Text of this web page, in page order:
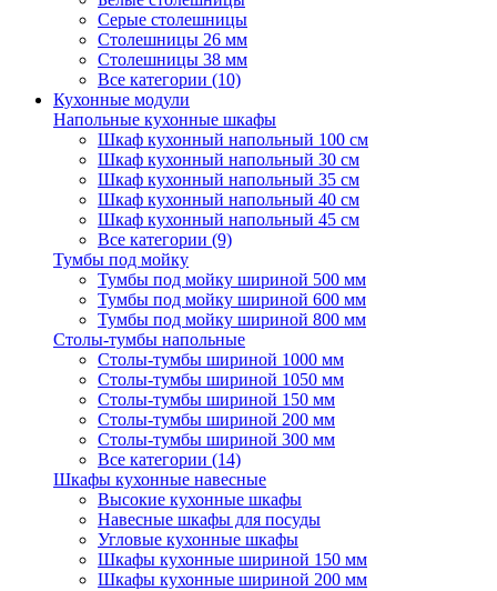
Серые столешницы
Столешницы 26 мм
Столешницы 38 мм
Все категории (10)
Кухонные модули
Напольные кухонные шкафы
Шкаф кухонный напольный 100 см
Шкаф кухонный напольный 30 см
Шкаф кухонный напольный 35 см
Шкаф кухонный напольный 40 см
Шкаф кухонный напольный 45 см
Все категории (9)
Тумбы под мойку
Тумбы под мойку шириной 500 мм
Тумбы под мойку шириной 600 мм
Тумбы под мойку шириной 800 мм
Столы-тумбы напольные
Столы-тумбы шириной 1000 мм
Столы-тумбы шириной 1050 мм
Столы-тумбы шириной 150 мм
Столы-тумбы шириной 200 мм
Столы-тумбы шириной 300 мм
Все категории (14)
Шкафы кухонные навесные
Высокие кухонные шкафы
Навесные шкафы для посуды
Угловые кухонные шкафы
Шкафы кухонные шириной 150 мм
Шкафы кухонные шириной 200 мм